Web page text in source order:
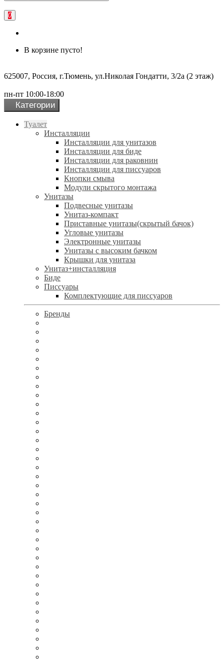
0
В корзине пусто!
625007, Россия, г.Тюмень, ул.Николая Гондатти, 3/2а (2 этаж)
пн-пт 10:00-18:00
Категории
Туалет
Инсталляции
Инсталляции для унитазов
Инсталляции для биде
Инсталляции для раковнин
Инсталляции для писсуаров
Кнопки смыва
Модули скрытого монтажа
Унитазы
Подвесные унитазы
Унитаз-компакт
Приставные унитазы(скрытый бачок)
Угловые унитазы
Электронные унитазы
Унитазы с высоким бачком
Крышки для унитаза
Унитаз+инсталляция
Биде
Писсуары
Комплектующие для писсуаров
Бренды